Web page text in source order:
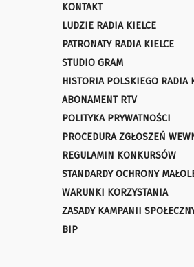
KONTAKT
LUDZIE RADIA KIELCE
PATRONATY RADIA KIELCE
STUDIO GRAM
HISTORIA POLSKIEGO RADIA
ABONAMENT RTV
POLITYKA PRYWATNOŚCI
PROCEDURA ZGŁOSZEŃ
REGULAMIN KONKURSÓW
STANDARDY OCHRONY
WARUNKI KORZYSTANIA
ZASADY KAMPANII
BIP